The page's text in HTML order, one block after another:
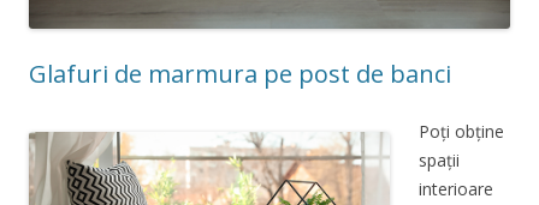
Glafuri de marmura pe post de banci
Poți obține
spații
interioare